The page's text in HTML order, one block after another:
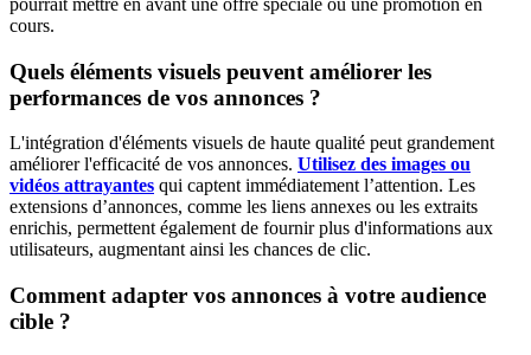
cours.
Quels éléments visuels peuvent améliorer les
performances de vos annonces ?
L'intégration d'éléments visuels de haute qualité peut grandement
améliorer l'efficacité de vos annonces. Utilisez des images ou
vidéos attrayantes qui captent immédiatement l’attention. Les
extensions d’annonces, comme les liens annexes ou les extraits
enrichis, permettent également de fournir plus d'informations aux
utilisateurs, augmentant ainsi les chances de clic.
Comment adapter vos annonces à votre audience
cible ?